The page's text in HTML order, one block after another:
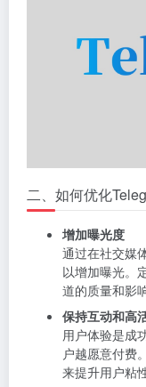
二、如何优化
增加曝光度
通过在社交媒
以增加曝光。
道的质量和影响
保持互动和高
用户体验是成
户越愿意付费
来提升用户粘性